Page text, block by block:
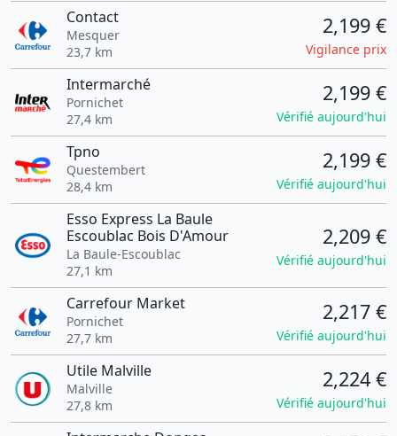
Contact
Mesquer
23,7 km
2,199 €
Vigilance prix
Intermarché
Pornichet
27,4 km
2,199 €
Vérifié aujourd'hui
Tpno
Questembert
28,4 km
2,199 €
Vérifié aujourd'hui
Esso Express La Baule
Escoublac Bois D'Amour
La Baule-Escoublac
27,1 km
2,209 €
Vérifié aujourd'hui
Carrefour Market
Pornichet
27,7 km
2,217 €
Vérifié aujourd'hui
Utile Malville
Malville
27,8 km
2,224 €
Vérifié aujourd'hui